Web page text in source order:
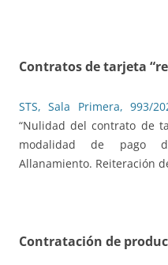
Contratos de tarjeta
STS, Sala Primera, 993/
“Nulidad del contrato de
modalidad de pago
Allanamiento. Reiteración
Contratación de